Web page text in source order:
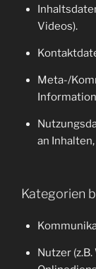
Videos).
Meta-/
an
Kategorien
Nutzer